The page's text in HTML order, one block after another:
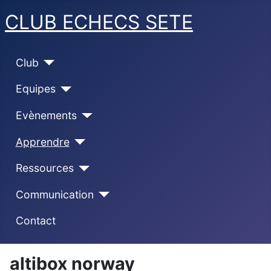
CLUB ECHECS SETE
Club
Equipes
Evènements
Apprendre
Ressources
Communication
Contact
altibox norway